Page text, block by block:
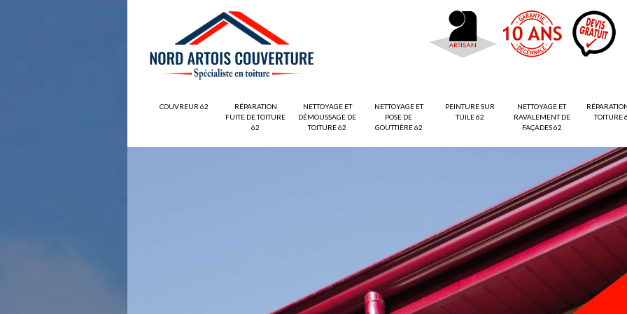
COUVREUR 62
RÉPARATION
FUITE DE TOITURE
62
NETTOYAGE ET
DÉMOUSSAGE DE
TOITURE 62
NETTOYAGE ET
POSE DE
GOUTTIÈRE 62
PEINTURE SUR
TUILE 62
NETTOYAGE ET
RAVALEMENT DE
FAÇADES 62
TOITURE